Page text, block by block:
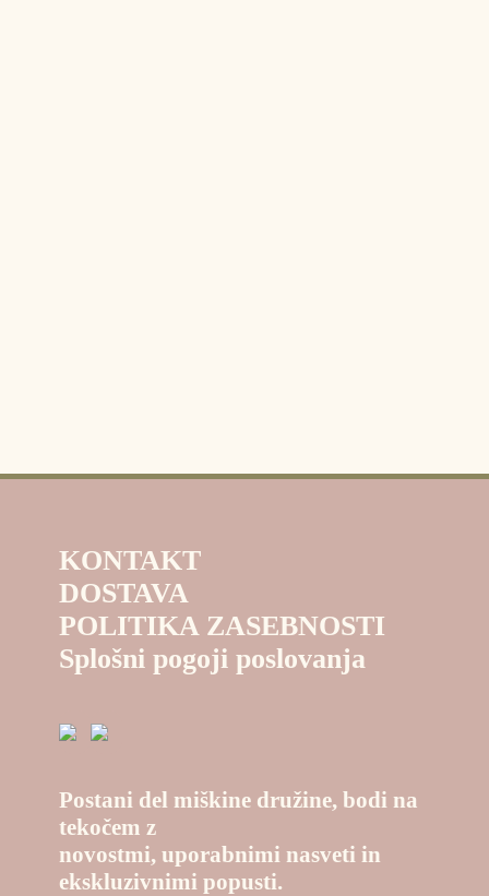
KONTAKT
DOSTAVA
POLITIKA ZASEBNOSTI
Splošni pogoji poslovanja
Postani del miškine družine, bodi na
tekočem z
novostmi, uporabnimi nasveti in
ekskluzivnimi popusti.